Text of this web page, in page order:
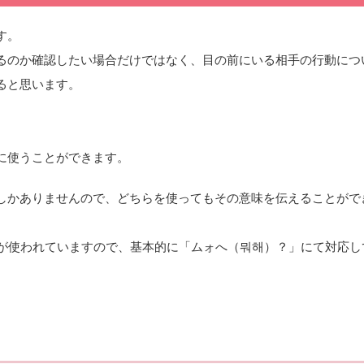
。
か確認したい場合だけではなく、目の前にいる相手の行動に
思います。
うことができます。
かありませんので、どちらを使ってもその意味を伝えることがで
われていますので、基本的に「ムォへ（뭐해）？」にて対応